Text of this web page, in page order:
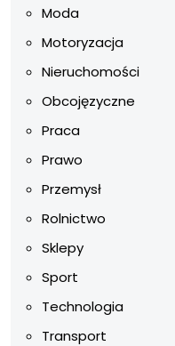
Moda
Motoryzacja
Nieruchomości
Obcojęzyczne
Praca
Prawo
Przemysł
Rolnictwo
Sklepy
Sport
Technologia
Transport